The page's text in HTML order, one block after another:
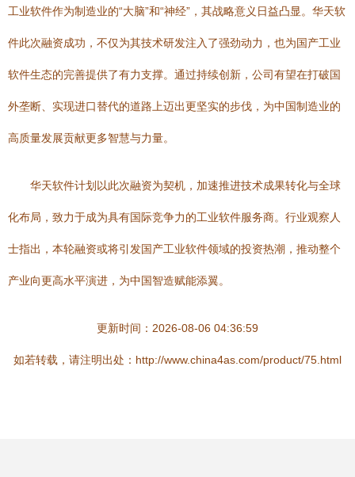
工业软件作为制造业的“大脑”和“神经”，其战略意义日益凸显。华天软
件此次融资成功，不仅为其技术研发注入了强劲动力，也为国产工业
软件生态的完善提供了有力支撑。通过持续创新，公司有望在打破国
外垄断、实现进口替代的道路上迈出更坚实的步伐，为中国制造业的
高质量发展贡献更多智慧与力量。
华天软件计划以此次融资为契机，加速推进技术成果转化与全球
化布局，致力于成为具有国际竞争力的工业软件服务商。行业观察人
士指出，本轮融资或将引发国产工业软件领域的投资热潮，推动整个
产业向更高水平演进，为中国智造赋能添翼。
更新时间：2026-08-06 04:36:59
如若转载，请注明出处：http://www.china4as.com/product/75.html